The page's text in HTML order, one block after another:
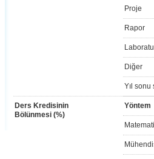
Proje
Rapor
Diğer
Yıl sonu
Ders Kredisinin
Bölünmesi (%)
Yöntem